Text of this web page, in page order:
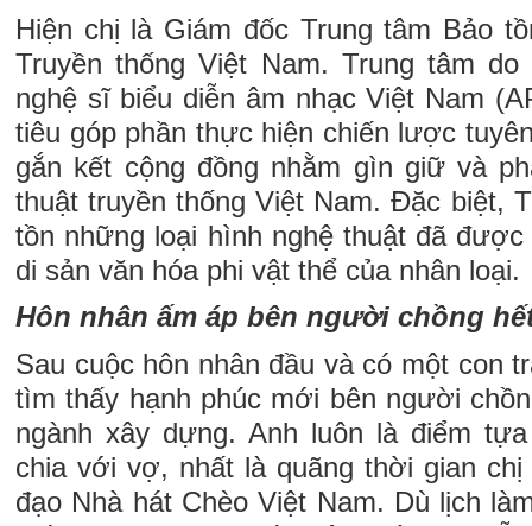
Hiện chị là Giám đốc Trung tâm Bảo
Truyền thống Việt Nam. Trung tâm
nghệ sĩ biểu diễn âm nhạc Việt Nam
tiêu góp phần thực hiện chiến lược
gắn kết cộng đồng nhằm gìn giữ và
thuật truyền thống Việt Nam. Đặc biệt,
tồn những loại hình nghệ thuật đã
di sản văn hóa phi vật thể của nhân loại.
Hôn nhân ấm áp bên người chồng
Sau cuộc hôn nhân đầu và có một con
tìm thấy hạnh phúc mới bên người
ngành xây dựng. Anh luôn là điểm
chia với vợ, nhất là quãng thời gian
đạo Nhà hát Chèo Việt Nam. Dù lịch